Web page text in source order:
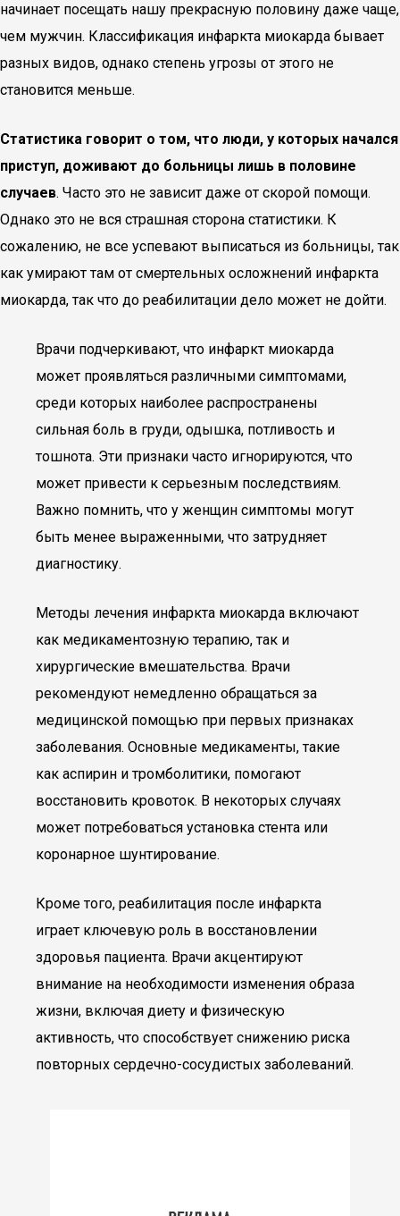
начинает посещать нашу прекрасную половину даже чаще,
чем мужчин. Классификация инфаркта миокарда бывает
разных видов, однако степень угрозы от этого не
становится меньше.
Статистика говорит о том, что люди, у которых начался
приступ, доживают до больницы лишь в половине
случаев. Часто это не зависит даже от скорой помощи.
Однако это не вся страшная сторона статистики. К
сожалению, не все успевают выписаться из больницы, так
как умирают там от смертельных осложнений инфаркта
миокарда, так что до реабилитации дело может не дойти.
Врачи подчеркивают, что инфаркт миокарда
может проявляться различными симптомами,
среди которых наиболее распространены
сильная боль в груди, одышка, потливость и
тошнота. Эти признаки часто игнорируются, что
может привести к серьезным последствиям.
Важно помнить, что у женщин симптомы могут
быть менее выраженными, что затрудняет
диагностику.
Методы лечения инфаркта миокарда включают
как медикаментозную терапию, так и
хирургические вмешательства. Врачи
рекомендуют немедленно обращаться за
медицинской помощью при первых признаках
заболевания. Основные медикаменты, такие
как аспирин и тромболитики, помогают
восстановить кровоток. В некоторых случаях
может потребоваться установка стента или
коронарное шунтирование.
Кроме того, реабилитация после инфаркта
играет ключевую роль в восстановлении
здоровья пациента. Врачи акцентируют
внимание на необходимости изменения образа
жизни, включая диету и физическую
активность, что способствует снижению риска
повторных сердечно-сосудистых заболеваний.